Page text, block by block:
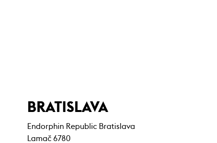
BRATISLAVA
Endorphin Republic Bratislava
Lamač 6780